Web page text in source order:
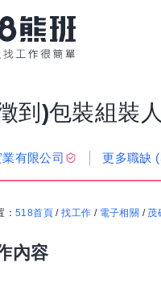
到)包裝組裝
有限公司 更多職缺
： 518首頁 /找工作 / 電子相關 / 茂
內容